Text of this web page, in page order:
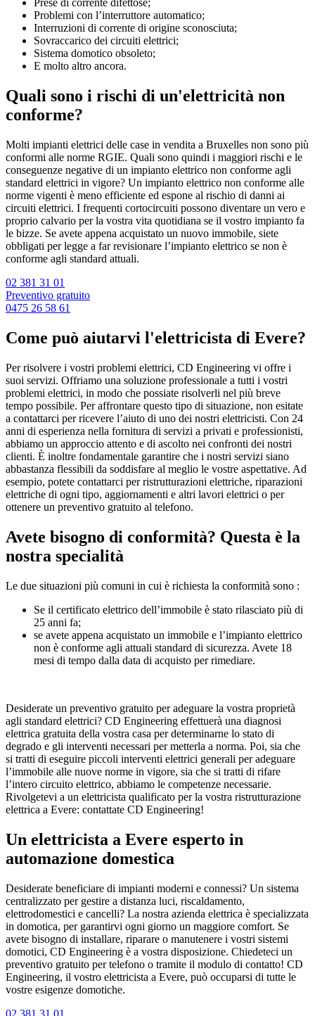
Prese di corrente difettose;
Problemi con l’interruttore automatico;
Interruzioni di corrente di origine sconosciuta;
Sovraccarico dei circuiti elettrici;
Sistema domotico obsoleto;
E molto altro ancora.
Quali sono i rischi di un'elettricità non
conforme?
Molti impianti elettrici delle case in vendita a Bruxelles non sono più
conformi alle norme RGIE. Quali sono quindi i maggiori rischi e le
conseguenze negative di un impianto elettrico non conforme agli
standard elettrici in vigore? Un impianto elettrico non conforme alle
norme vigenti è meno efficiente ed espone al rischio di danni ai
circuiti elettrici. I frequenti cortocircuiti possono diventare un vero e
proprio calvario per la vostra vita quotidiana se il vostro impianto fa
le bizze. Se avete appena acquistato un nuovo immobile, siete
obbligati per legge a far revisionare l’impianto elettrico se non è
conforme agli standard attuali.
02 381 31 01
Preventivo gratuito
0475 26 58 61
Come può aiutarvi l'elettricista di Evere?
Per risolvere i vostri problemi elettrici, CD Engineering vi offre i
suoi servizi. Offriamo una soluzione professionale a tutti i vostri
problemi elettrici, in modo che possiate risolverli nel più breve
tempo possibile. Per affrontare questo tipo di situazione, non esitate
a contattarci per ricevere l’aiuto di uno dei nostri elettricisti. Con 24
anni di esperienza nella fornitura di servizi a privati e professionisti,
abbiamo un approccio attento e di ascolto nei confronti dei nostri
clienti. È inoltre fondamentale garantire che i nostri servizi siano
abbastanza flessibili da soddisfare al meglio le vostre aspettative. Ad
esempio, potete contattarci per ristrutturazioni elettriche, riparazioni
elettriche di ogni tipo, aggiornamenti e altri lavori elettrici o per
ottenere un preventivo gratuito al telefono.
Avete bisogno di conformità? Questa è la
nostra specialità
Le due situazioni più comuni in cui è richiesta la conformità sono :
Se il certificato elettrico dell’immobile è stato rilasciato più di
25 anni fa;
se avete appena acquistato un immobile e l’impianto elettrico
non è conforme agli attuali standard di sicurezza. Avete 18
mesi di tempo dalla data di acquisto per rimediare.
Desiderate un preventivo gratuito per adeguare la vostra proprietà
agli standard elettrici? CD Engineering effettuerà una diagnosi
elettrica gratuita della vostra casa per determinarne lo stato di
degrado e gli interventi necessari per metterla a norma. Poi, sia che
si tratti di eseguire piccoli interventi elettrici generali per adeguare
l’immobile alle nuove norme in vigore, sia che si tratti di rifare
l’intero circuito elettrico, abbiamo le competenze necessarie.
Rivolgetevi a un elettricista qualificato per la vostra ristrutturazione
elettrica a Evere: contattate CD Engineering!
Un elettricista a Evere esperto in
automazione domestica
Desiderate beneficiare di impianti moderni e connessi? Un sistema
centralizzato per gestire a distanza luci, riscaldamento,
elettrodomestici e cancelli? La nostra azienda elettrica è specializzata
in domotica, per garantirvi ogni giorno un maggiore comfort. Se
avete bisogno di installare, riparare o manutenere i vostri sistemi
domotici, CD Engineering è a vostra disposizione. Chiedeteci un
preventivo gratuito per telefono o tramite il modulo di contatto! CD
Engineering, il vostro elettricista a Evere, può occuparsi di tutte le
vostre esigenze domotiche.
02 381 31 01